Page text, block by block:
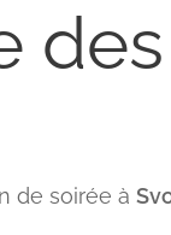
de soirée à